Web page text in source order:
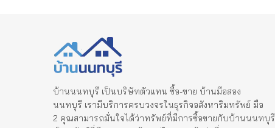
บ้านนนทบุรี เป็นบริษัทตัวแทน ซื้อ-ขาย บ้านมือสอง
นนทบุรี เรามีบริการครบวงจรในธุรกิจอสังหาริมทรัพย์ มือ
2 คุณสามารถมั่นใจได้ว่าทรัพย์ที่มีการซื้อขายกับบ้านนนทบุรี